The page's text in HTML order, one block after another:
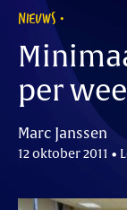
NIEUWS
per
Marc Janssen
12 oktober 2011 •